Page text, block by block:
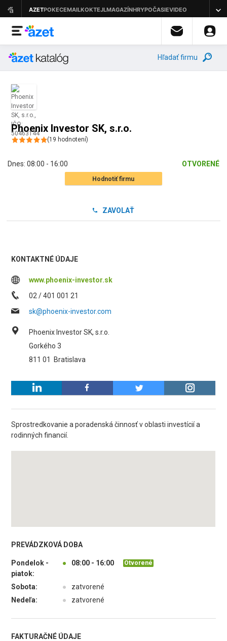
Hľadať firmu
Phoenix Investor SK, s.r.o.
(19 hodnotení)
Dnes: 08:00 - 16:00 OTVORENÉ
Hodnotiť firmu
ZAVOLAŤ
KONTAKTNÉ ÚDAJE
www.phoenix-investor.sk
02 / 401 001 21
sk@phoenix-investor.com
Phoenix Investor SK, s.r.o.
Gorkého 3
811 01
Bratislava
Sprostredkovanie a poradenská činnosť v oblasti investícií a
rodinných financií.
PREVÁDZKOVÁ DOBA
Pondelok -
piatok:
● 08:00 - 16:00 Otvorené
Sobota: ●
zatvorené
Nedeľa:
● zatvorené
FAKTURAČNÉ ÚDAJE